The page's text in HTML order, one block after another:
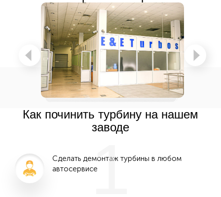
Как починить турбину на нашем
заводе
Сделать демонтаж турбины в любом
автосервисе1